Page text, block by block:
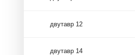
двутавр 12
двутавр 14